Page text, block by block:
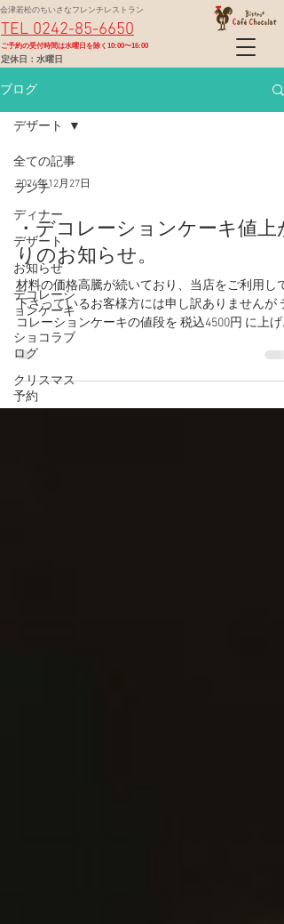
定休日：水曜日
TEL 0242-85-6650
会津若松のちいさなフレンチレストラン
​ご予約の受付時間は水曜日を除く10:00〜16:00
ブログ
全ての記事
ランチ
ディナー
デザート
お知らせ
デコレーシ
ョンケーキ
ショコラブ
ログ
クリスマス
予約
デザート
2024年12月27日
・デコレーションケーキ値上が
りのお知らせ。
材料の価格高騰が続いており、当店をご利用して
下さっているお客様方には申し訳ありませんが デ
コレーションケーキの値段を 税込4500円 に上げ
せていただくことにしました。 皆様にはご迷惑を
お掛け致しますが、何卒よろしくお願いいたしま
す。